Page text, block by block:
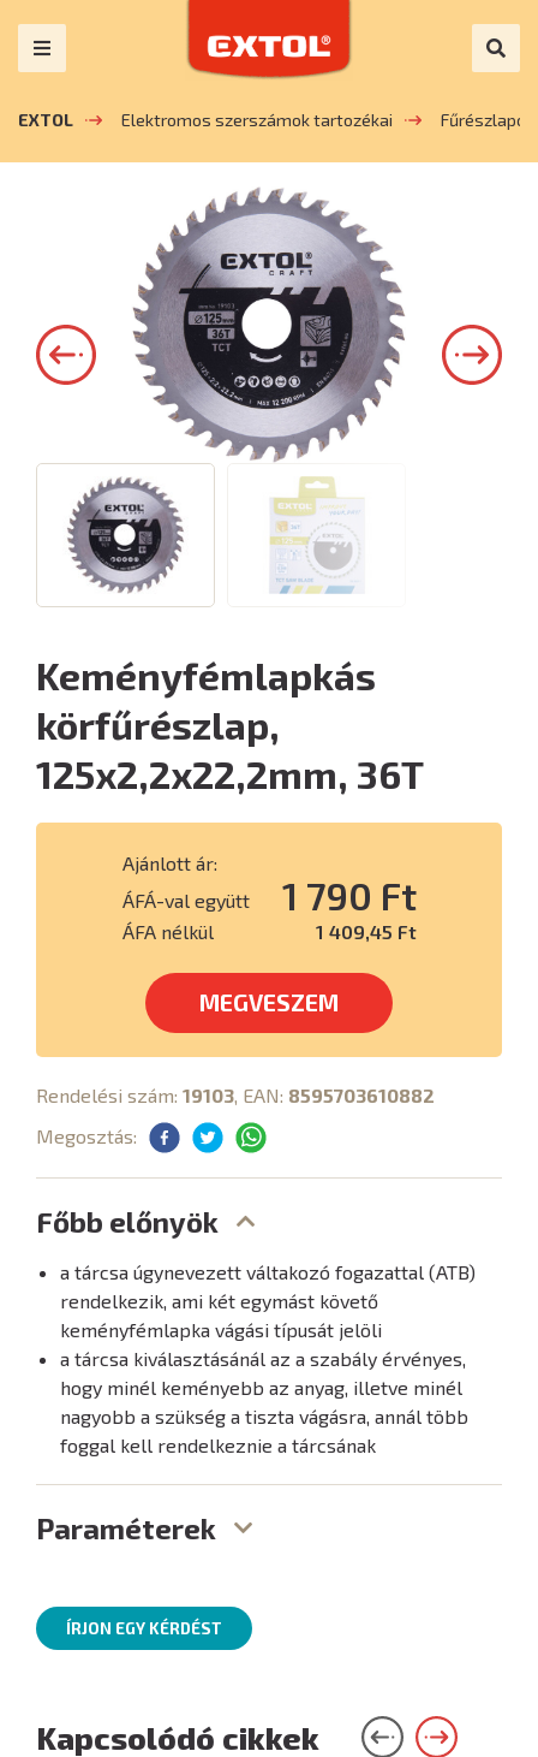
EXTOL Elektromos szerszámok tartozékai Fűrészlapok
Keményfémlapkás
körfűrészlap,
125x2,2x22,2mm, 36T
Ajánlott ár:
ÁFÁ-val együtt
1 790 Ft
ÁFA nélkül 1 409,45 Ft
MEGVESZEM
Rendelési szám: 19103, EAN: 8595703610882
Megosztás:
Főbb előnyök
a tárcsa úgynevezett váltakozó fogazattal (ATB)
rendelkezik, ami két egymást követő
keményfémlapka vágási típusát jelöli
a tárcsa kiválasztásánál az a szabály érvényes,
hogy minél keményebb az anyag, illetve minél
nagyobb a szükség a tiszta vágásra, annál több
foggal kell rendelkeznie a tárcsának
Paraméterek
ÍRJON EGY KÉRDÉST
Kapcsolódó cikkek